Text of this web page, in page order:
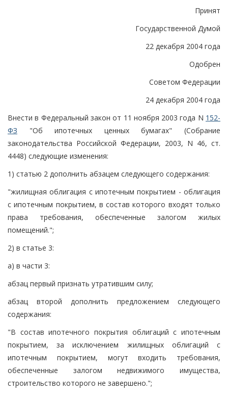
Принят
Государственной Думой
22 декабря 2004 года
Одобрен
Советом Федерации
24 декабря 2004 года
Внести в Федеральный закон от 11 ноября 2003 года N 152-
ФЗ "Об ипотечных ценных бумагах" (Собрание
законодательства Российской Федерации, 2003, N 46, ст.
4448) следующие изменения:
1) статью 2 дополнить абзацем следующего содержания:
"жилищная облигация с ипотечным покрытием - облигация
с ипотечным покрытием, в состав которого входят только
права требования, обеспеченные залогом жилых
помещений.";
2) в статье 3:
а) в части 3:
абзац первый признать утратившим силу;
абзац второй дополнить предложением следующего
содержания:
"В состав ипотечного покрытия облигаций с ипотечным
покрытием, за исключением жилищных облигаций с
ипотечным покрытием, могут входить требования,
обеспеченные залогом недвижимого имущества,
строительство которого не завершено.";